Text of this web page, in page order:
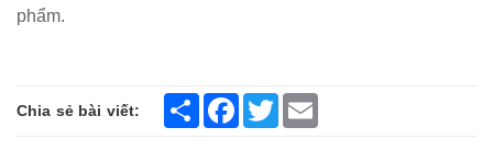
phẩm.
Chia sẻ bài viết: Share Facebook
Twitter